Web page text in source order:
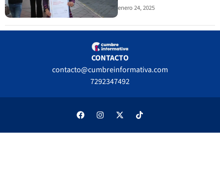
enero 24, 2025
CONTACTO
contacto@cumbreinformativa.com
7292347492